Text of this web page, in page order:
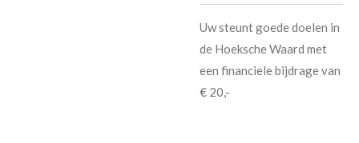
Uw steunt goede doelen in
de Hoeksche Waard met
een financiele bijdrage van
€ 20,-